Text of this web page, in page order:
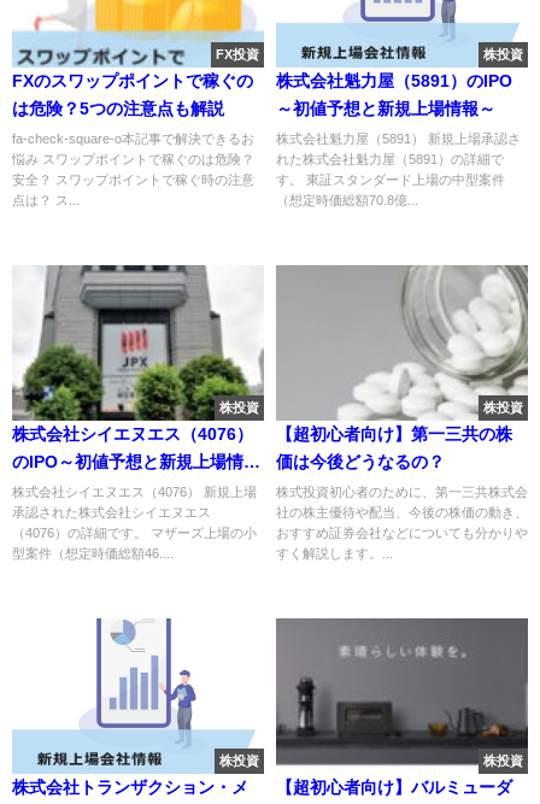
FX投資
FXのスワップポイントで稼ぐの
は危険？5つの注意点も解説
fa-check-square-o本記事で解決できるお
悩み スワップポイントで稼ぐのは危険？
安全？ スワップポイントで稼ぐ時の注意
点は？ ス...
株投資
株式会社魁力屋（5891）のIPO
～初値予想と新規上場情報～
株式会社魁力屋（5891） 新規上場承認さ
れた株式会社魁力屋（5891）の詳細で
す。 東証スタンダード上場の中型案件
（想定時価総額70.8億...
株投資
株式会社シイエヌエス（4076）
のIPO～初値予想と新規上場情報
～
株式会社シイエヌエス（4076） 新規上場
承認された株式会社シイエヌエス
（4076）の詳細です。 マザーズ上場の小
型案件（想定時価総額46....
株投資
【超初心者向け】第一三共の株
価は今後どうなるの？
株式投資初心者のために、第一三共株式会
社の株主優待や配当、今後の株価の動き、
おすすめ証券会社などについても分かりや
すく解説します。...
株投資
株式会社トランザクション・メ
株投資
【超初心者向け】バルミューダ